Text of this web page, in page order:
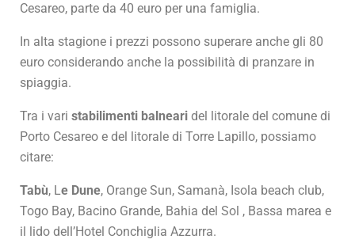
Cesareo, parte da 40 euro per una famiglia.
In alta stagione i prezzi possono superare anche gli 80
euro considerando anche la possibilità di pranzare in
spiaggia.
Tra i vari stabilimenti balneari del litorale del comune di
Porto Cesareo e del litorale di Torre Lapillo, possiamo
citare:
Tabù, Le Dune, Orange Sun, Samanà, Isola beach club,
Togo Bay, Bacino Grande, Bahia del Sol , Bassa marea e
il lido dell’Hotel Conchiglia Azzurra.